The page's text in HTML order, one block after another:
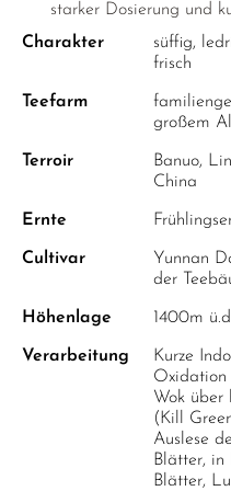
starker Dosierung und
Charakter
süffig,
frisch
Teefarm
großem
Terroir
Banuo,
China
Ernte
Cultivar
Yunnan
der
Höhenlage 1400m
Verarbeitung
Kurze
Oxidation
Wok über
(Kill
Auslese
Blätter, in
Blätter,